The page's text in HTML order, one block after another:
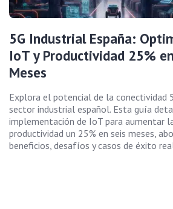
5G Industrial España:
IoT y Productividad 25%
Meses
Explora el potencial de la conectividad
sector industrial español. Esta guía
implementación de IoT para aumentar
productividad un 25% en seis meses,
beneficios, desafíos y casos de éxito